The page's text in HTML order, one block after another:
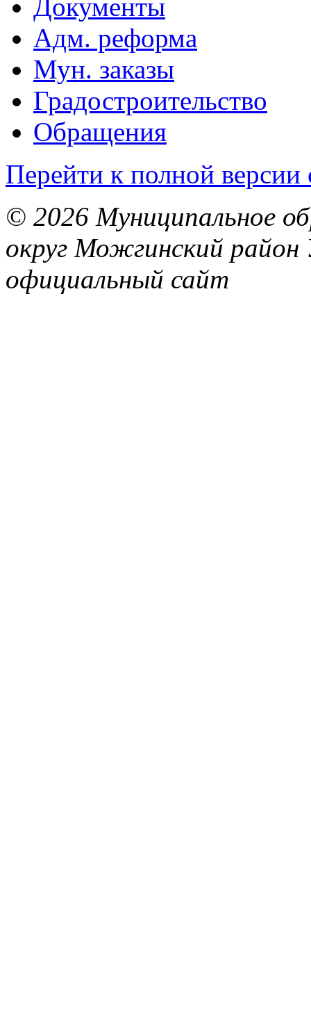
Документы
Адм. реформа
Мун. заказы
Градостроительство
Обращения
Перейти к полной версии
© 2026 Муниципальное
округ Можгинский район
официальный сайт